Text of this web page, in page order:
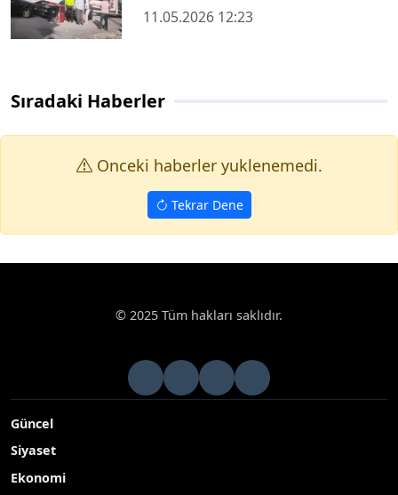
11.05.2026 12:23
Sıradaki Haberler
Onceki haberler yuklenemedi.
Tekrar Dene
© 2025 Tüm hakları saklıdır.
Güncel
Siyaset
Ekonomi